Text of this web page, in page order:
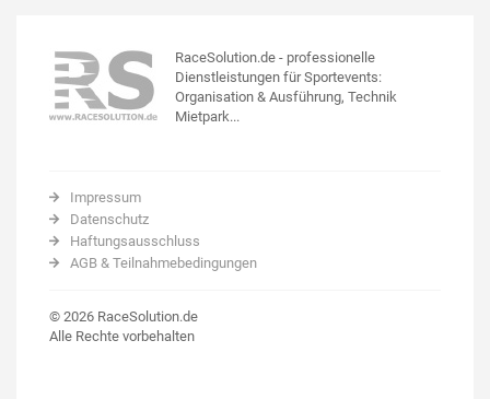
RaceSolution.de - professionelle
Dienstleistungen für Sportevents:
Organisation & Ausführung, Technik
Mietpark...
Impressum
Datenschutz
Haftungsausschluss
AGB & Teilnahmebedingungen
© 2026 RaceSolution.de
Alle Rechte vorbehalten